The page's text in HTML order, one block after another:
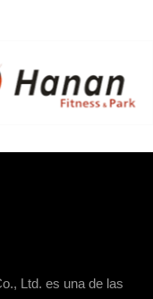
Ltd. es una de las